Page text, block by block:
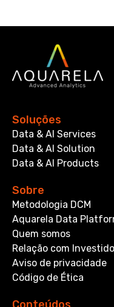
Soluções
Data & AI Services
Data & AI Solution
Data & AI Products
Sobre
Metodologia DCM
Aquarela Data
Quem somos
Relação com
Aviso de privacidade
Código de Ética